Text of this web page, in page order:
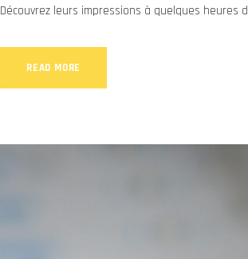
Découvrez leurs impressions à quelques heures
READ MORE